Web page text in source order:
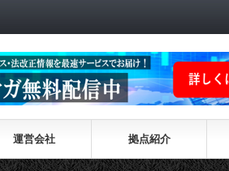
運営会社 拠点紹介